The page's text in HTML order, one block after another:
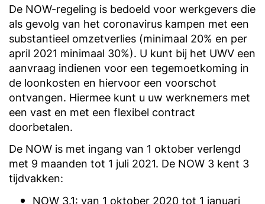
De NOW-regeling is bedoeld voor werkgevers die
als gevolg van het coronavirus kampen met een
substantieel omzetverlies (minimaal 20% en per
april 2021 minimaal 30%). U kunt bij het UWV een
aanvraag indienen voor een tegemoetkoming in
de loonkosten en hiervoor een voorschot
ontvangen. Hiermee kunt u uw werknemers met
een vast en met een flexibel contract
doorbetalen.
De NOW is met ingang van 1 oktober verlengd
met 9 maanden tot 1 juli 2021. De NOW 3 kent 3
tijdvakken:
NOW 3.1: van 1 oktober 2020 tot 1 januari